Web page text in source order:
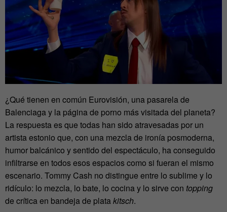
¿Qué tienen en común Eurovisión, una pasarela de
Balenciaga y la página de porno más visitada del planeta?
La respuesta es que todas han sido atravesadas por un
artista estonio que, con una mezcla de ironía posmoderna,
humor balcánico y sentido del espectáculo, ha conseguido
infiltrarse en todos esos espacios como si fueran el mismo
escenario. Tommy Cash no distingue entre lo sublime y lo
ridículo: lo mezcla, lo bate, lo cocina y lo sirve con topping
de crítica en bandeja de platakitsch.